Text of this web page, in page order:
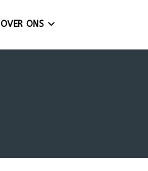
OVER ONS